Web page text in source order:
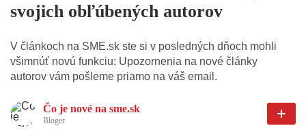
svojich obľúbených autorov
V článkoch na SME.sk ste si v posledných dňoch mohli
všimnúť novú funkciu: Upozornenia na nové články
autorov vám pošleme priamo na váš email.
Čo je nové na sme.sk
Bloger